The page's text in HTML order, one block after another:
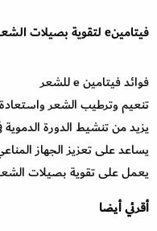
فيتامينe لتقوية بصيلات الشعر
فوائد فيتامين e للشعر
تنعيم وترطيب الشعر
يزيد من تنشيط الدورة الدموية
يساعد على تعزيز الجهاز
يعمل على تقوية بصيلات
أقرئي أيضا